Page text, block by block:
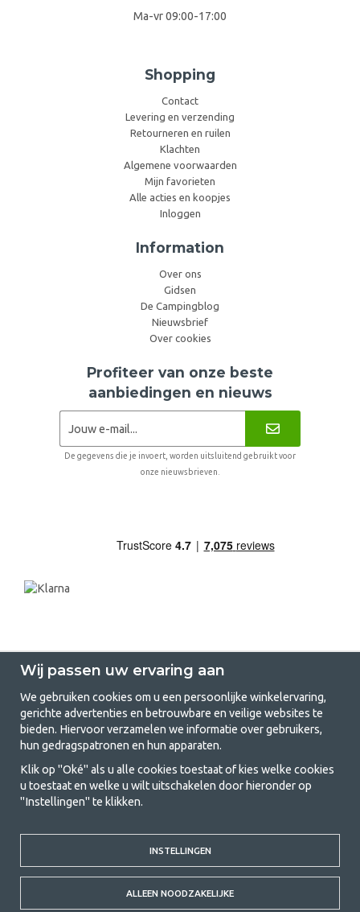
Ma-vr 09:00-17:00
Shopping
Contact
Levering en verzending
Retourneren en ruilen
Klachten
Algemene voorwaarden
Mijn favorieten
Alle acties en koopjes
Inloggen
Information
Over ons
Gidsen
De Campingblog
Nieuwsbrief
Over cookies
Profiteer van onze beste
aanbiedingen en nieuws
De gegevens die je invoert, worden uitsluitend gebruikt voor
onze nieuwsbrieven.
GetCamping.nl - Jouw winkel voor
kamperen en buitenleven
Kamperen kan een levensstijl zijn of een manier om het gezin samen te
brengen voor een gezamenlijk avontuur. Welke categorie je ook kiest,
bij ons vind je alles wat je nodig hebt aan kampeeraccessoires. Wij
bieden wij zeer scherpe prijzen voor familietenten, caravanluifels en alle
andere uitrusting voor kamperen en buitenleven. Ons doel is om in elke
prijsklasse de beste kampeeruitrusting te leveren wat betreft kwaliteit
en functionaliteit. Neem gerust contact met ons op als je iets mist of
meer wilt weten.
Wij passen uw ervaring aan
We gebruiken cookies om u een persoonlijke winkelervaring,
gerichte advertenties en betrouwbare en veilige websites te
bieden. Hiervoor verzamelen we informatie over gebruikers,
hun gedragspatronen en hun apparaten.
Klik op "Oké" als u alle cookies toestaat of kies welke cookies
u toestaat en welke u wilt uitschakelen door hieronder op
"Instellingen" te klikken.
INSTELLINGEN
ALLEEN NOODZAKELIJKE